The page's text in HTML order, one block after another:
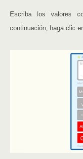
Escriba los valores
continuación, haga clic